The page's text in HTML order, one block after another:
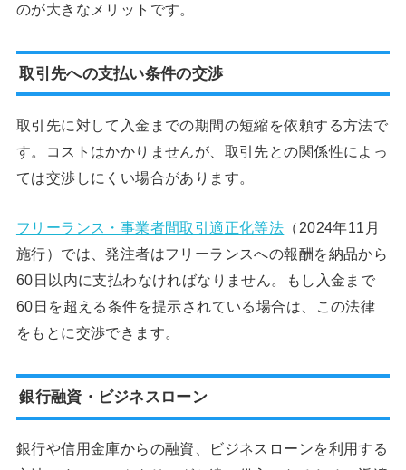
のが大きなメリットです。
取引先への支払い条件の交渉
取引先に対して入金までの期間の短縮を依頼する方法で
す。コストはかかりませんが、取引先との関係性によっ
ては交渉しにくい場合があります。
フリーランス・事業者間取引適正化等法 （2024年11月
施行）では、発注者はフリーランスへの報酬を納品から
60日以内に支払わなければなりません。もし入金まで
60日を超える条件を提示されている場合は、この法律
をもとに交渉できます。
銀行融資・ビジネスローン
銀行や信用金庫からの融資、ビジネスローンを利用する